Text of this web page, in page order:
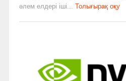
әлем елдері іші...
Толығырақ оқу